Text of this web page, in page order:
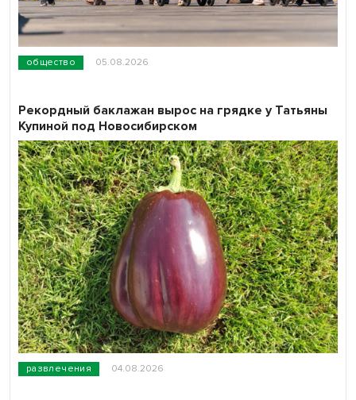
общество 05.08.2026
развлечения 04.08.2026
Рекордный баклажан вырос на грядке у Татьяны
Купиной под Новосибирском